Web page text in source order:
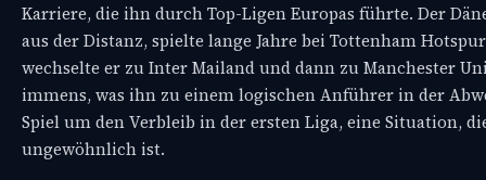
Karriere, die ihn durch Top-Ligen Europas führte. Der
aus der Distanz, spielte lange Jahre bei Tottenham
wechselte er zu Inter Mailand und dann zu Manchester
immens, was ihn zu einem logischen Anführer in der
Spiel um den Verbleib in der ersten Liga, eine
ungewöhnlich ist.